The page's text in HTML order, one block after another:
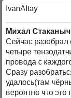
IvanAltay
Михал Стаканыч
Сейчас
четыре
провода с
Сразу
удалось(там
вероятно что